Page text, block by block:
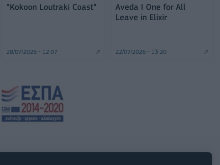
“Kokoon Loutraki Coast”
28/07/2026 - 12:07
Aveda I One for All
Leave in Elixir
22/07/2026 - 13:20